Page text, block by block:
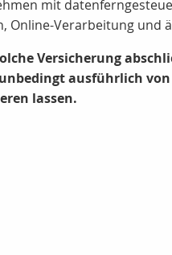
mit
Online-Verarbeitung und
Versicherung
ausführlich
lassen.